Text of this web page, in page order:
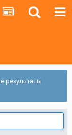
результаты